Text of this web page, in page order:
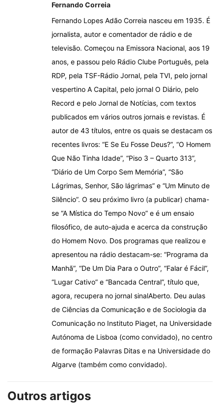
Fernando Correia
Fernando Lopes Adão Correia nasceu em 1935. É
jornalista, autor e comentador de rádio e de
televisão. Começou na Emissora Nacional, aos 19
anos, e passou pelo Rádio Clube Português, pela
RDP, pela TSF-Rádio Jornal, pela TVI, pelo jornal
vespertino A Capital, pelo jornal O Diário, pelo
Record e pelo Jornal de Notícias, com textos
publicados em vários outros jornais e revistas. É
autor de 43 títulos, entre os quais se destacam os
recentes livros: “E Se Eu Fosse Deus?”, “O Homem
Que Não Tinha Idade”, “Piso 3 – Quarto 313”,
“Diário de Um Corpo Sem Memória”, “São
Lágrimas, Senhor, São lágrimas” e “Um Minuto de
Silêncio”. O seu próximo livro (a publicar) chama-
se “A Mística do Tempo Novo” e é um ensaio
filosófico, de auto-ajuda e acerca da construção
do Homem Novo. Dos programas que realizou e
apresentou na rádio destacam-se: “Programa da
Manhã”, “De Um Dia Para o Outro”, “Falar é Fácil”,
“Lugar Cativo” e “Bancada Central”, título que,
agora, recupera no jornal sinalAberto. Deu aulas
de Ciências da Comunicação e de Sociologia da
Comunicação no Instituto Piaget, na Universidade
Autónoma de Lisboa (como convidado), no centro
de formação Palavras Ditas e na Universidade do
Algarve (também como convidado).
Outros artigos